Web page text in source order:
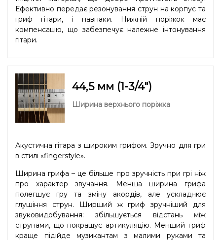
Ефективно передає резонування струн на корпус та
гриф гітари, і навпаки. Нижній поріжок має
компенсацію, що забезпечує належне інтонування
гітари.
44,5 мм (1-3/4″)
Ширина верхнього поріжка
Акустична гітара з широким грифом. Зручно для гри
в стилі «fingerstyle».
Ширина грифа – це більше про зручність при грі ніж
про характер звучання. Менша ширина грифа
полегшує гру та зміну акордів, але ускладнює
глушіння струн. Ширший ж гриф зручніший для
звуковидобування: збільшується відстань між
струнами, що покращує артикуляцію. Менший гриф
краще підійде музикантам з малими руками та